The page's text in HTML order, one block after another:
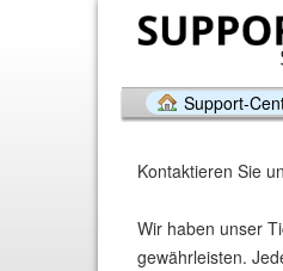
Support-
Kontaktieren Sie
Wir haben unser
gewährleisten.